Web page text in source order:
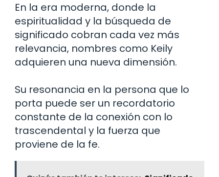
En la era moderna, donde la
espiritualidad y la búsqueda de
significado cobran cada vez más
relevancia, nombres como Keily
adquieren una nueva dimensión.
Su resonancia en la persona que lo
porta puede ser un recordatorio
constante de la conexión con lo
trascendental y la fuerza que
proviene de la fe.